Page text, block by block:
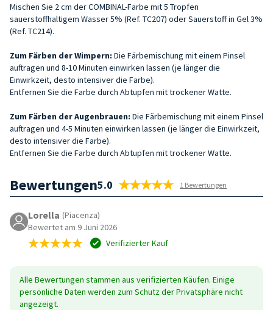
Mischen Sie 2 cm der COMBINAL-Farbe mit 5 Tropfen
sauerstoffhaltigem Wasser 5% (Ref. TC207) oder Sauerstoff in Gel 3%
(Ref. TC214).
Zum Färben der Wimpern: Die Färbemischung mit einem Pinsel
auftragen und 8-10 Minuten einwirken lassen (je länger die
Einwirkzeit, desto intensiver die Farbe).
Entfernen Sie die Farbe durch Abtupfen mit trockener Watte.
Zum Färben der Augenbrauen: Die Färbemischung mit einem Pinsel
auftragen und 4-5 Minuten einwirken lassen (je länger die Einwirkzeit,
desto intensiver die Farbe).
Entfernen Sie die Farbe durch Abtupfen mit trockener Watte.
Bewertungen5.0 1 Bewertungen
Lorella (Piacenza)
Bewertet am 9 Juni 2026
Verifizierter Kauf
Alle Bewertungen stammen aus verifizierten Käufen. Einige
persönliche Daten werden zum Schutz der Privatsphäre nicht
angezeigt.